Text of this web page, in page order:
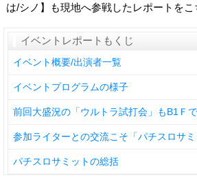
は/シノ】も現地へ参戦したレポートをこ
イベントレポートもくじ
イベント概要/出演者一覧
イベントプログラムの様子
前回大盛況の「ウルトラ試打会」もB1Ｆで
参加ライターとの交流こそ「パチスロサミ
パチスロサミットの総括